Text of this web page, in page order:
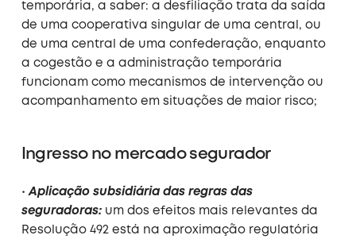
temporária, a saber: a desfiliação trata da saída
de uma cooperativa singular de uma central, ou
de uma central de uma confederação, enquanto
a cogestão e a administração temporária
funcionam como mecanismos de intervenção ou
acompanhamento em situações de maior risco;
Ingresso no mercado segurador
•Aplicação subsidiária das regras das
seguradoras:um dos efeitos mais relevantes da
Resolução 492 está na aproximação regulatória